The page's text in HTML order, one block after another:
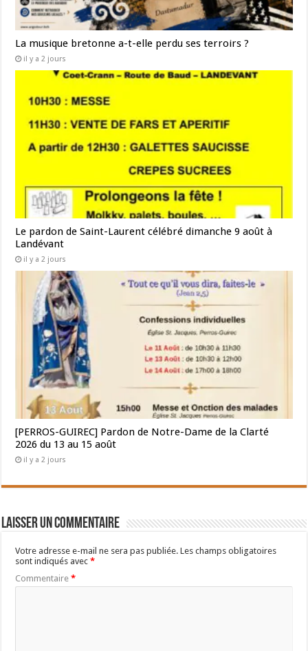
La musique bretonne a-t-elle perdu ses terroirs ?
il y a 2 jours
Le pardon de Saint-Laurent célébré dimanche 9 août à
Landévant
il y a 2 jours
[PERROS-GUIREC] Pardon de Notre-Dame de la Clarté
2026 du 13 au 15 août
il y a 2 jours
Laisser un commentaire
Votre adresse e-mail ne sera pas publiée. Les champs obligatoires
sont indiqués avec*
Commentaire*